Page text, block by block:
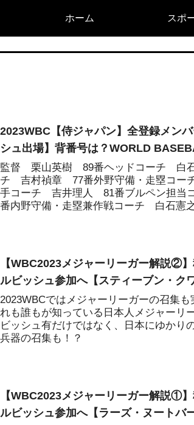
ホーム スポ
2023WBC【侍ジャパン】全登録メン
シュ出場】背番号は？WORLD
監督 栗山英樹 89番ヘッドコーチ 白
チ 吉村禎章 77番外野守備・走塁コ
手コーチ 吉井理人 81番ブルペン担
番内野守備・走塁兼作戦コーチ 白石憲
【WBC2023メジャーリーガー解説②
ルビッシュ参加へ【スティーブン・クワ
2023WBCではメジャーリーガーの召集
れも誰もが知っている日本人メジャーリ
ビッシュ有だけではなく、日本にゆかり
兵器の召集も！？
【WBC2023メジャーリーガー解説①
ルビッシュ参加へ【ラーズ・ヌートバー